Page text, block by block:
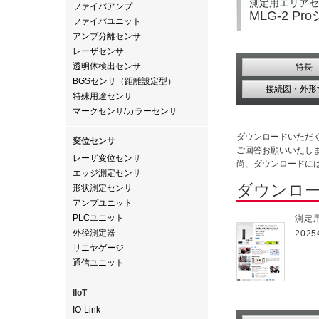
ファイバアンプ
ファイバユニット
アンプ分離センサ
レーザセンサ
透明体検出センサ
BGSセンサ（距離設定型）
特殊用途センサ
マークセンサ/カラーセンサ
変位センサ
レーザ変位センサ
エッジ測定センサ
形状測定センサ
アンプユニット
PLCユニット
外径測定器
リニヤゲージ
通信ユニット
IIoT
IO-Link
測定用エリア
MLG-2 Pro
特長
接続図・外形
ダウンロードいただ
ご回答お願いいたし
尚、ダウンロードに
ダウンロ
測定
2025